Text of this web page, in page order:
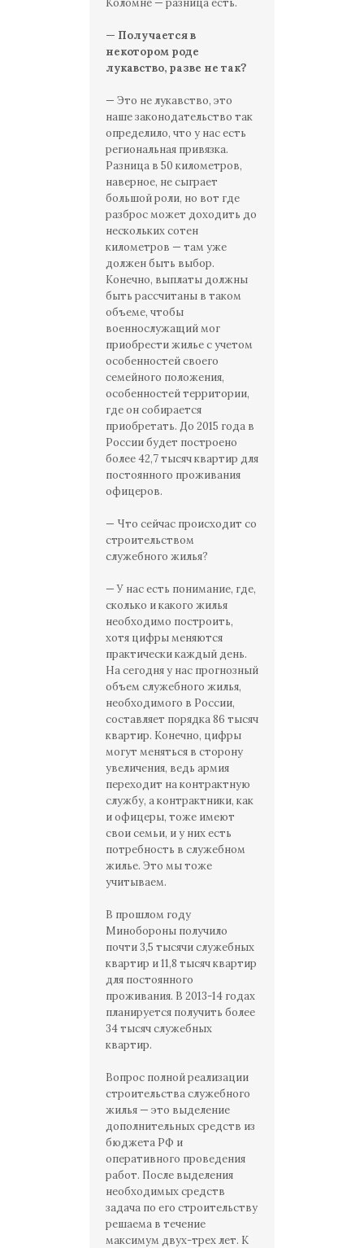
Коломне — разница есть.
— Получается в
некотором роде
лукавство, разве не так?
— Это не лукавство, это
наше законодательство так
определило, что у нас есть
региональная привязка.
Разница в 50 километров,
наверное, не сыграет
большой роли, но вот где
разброс может доходить до
нескольких сотен
километров — там уже
должен быть выбор.
Конечно, выплаты должны
быть рассчитаны в таком
объеме, чтобы
военнослужащий мог
приобрести жилье с учетом
особенностей своего
семейного положения,
особенностей территории,
где он собирается
приобретать. До 2015 года в
России будет построено
более 42,7 тысяч квартир для
постоянного проживания
офицеров.
— Что сейчас происходит со
строительством
служебного жилья?
— У нас есть понимание, где,
сколько и какого жилья
необходимо построить,
хотя цифры меняются
практически каждый день.
На сегодня у нас прогнозный
объем служебного жилья,
необходимого в России,
составляет порядка 86 тысяч
квартир. Конечно, цифры
могут меняться в сторону
увеличения, ведь армия
переходит на контрактную
службу, а контрактники, как
и офицеры, тоже имеют
свои семьи, и у них есть
потребность в служебном
жилье. Это мы тоже
учитываем.
В прошлом году
Минобороны получило
почти 3,5 тысячи служебных
квартир и 11,8 тысяч квартир
для постоянного
проживания. В 2013-14 годах
планируется получить более
34 тысяч служебных
квартир.
Вопрос полной реализации
строительства служебного
жилья — это выделение
дополнительных средств из
бюджета РФ и
оперативного проведения
работ. После выделения
необходимых средств
задача по его строительству
решаема в течение
максимум двух-трех лет. К